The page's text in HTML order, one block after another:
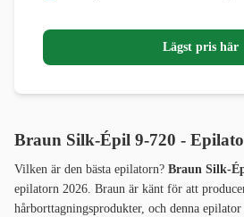
Lägst pris här
Braun Silk-Épil 9-720 -
Vilken är den bästa epilatorn? Braun Silk-
epilatorn 2026. Braun är känt för att
hårborttagningsprodukter, och denna